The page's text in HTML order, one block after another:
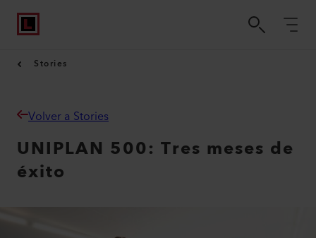
Stories
Volver a Stories
UNIPLAN 500: Tres meses de
éxito